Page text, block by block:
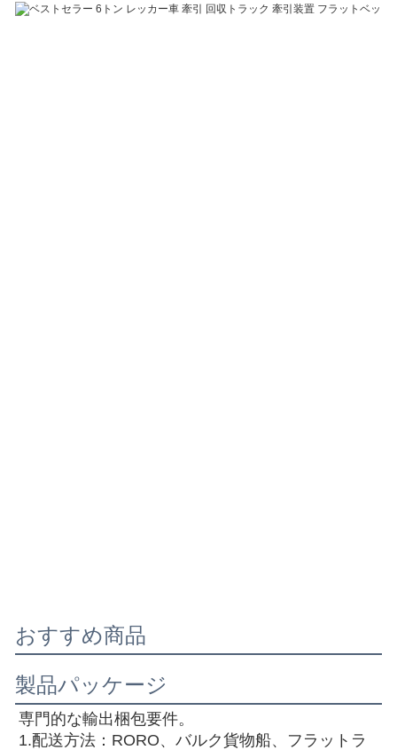
おすすめ商品
製品パッケージ
専門的な輸出梱包要件。
1.配送方法：RORO、バルク貨物船、フラットラ